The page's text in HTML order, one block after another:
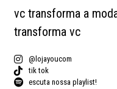
vc transforma a
transforma vc
@lojayoucom
tik tok
escuta nossa playlist!